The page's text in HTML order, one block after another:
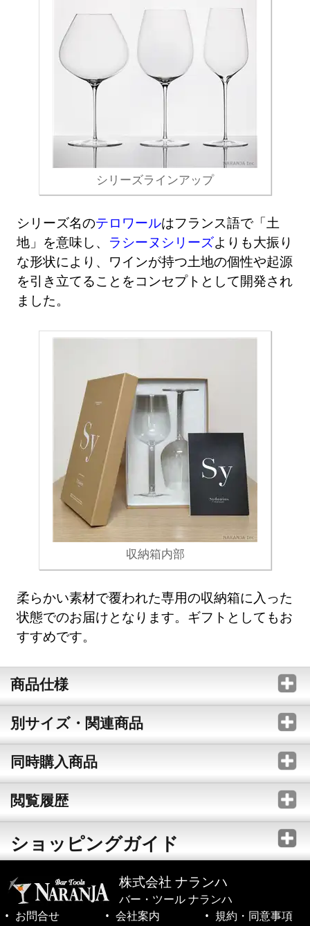
シリーズラインアップ
シリーズ名のテロワールはフランス語で「土
地」を意味し、 ラシーヌシリーズよりも大振り
な形状により、ワインが持つ土地の個性や起源
を引き立てることをコンセプトとして開発され
ました。
収納箱内部
柔らかい素材で覆われた専用の収納箱に入った
状態でのお届けとなります。ギフトとしてもお
すすめです。
商品仕様
別サイズ・関連商品
同時購入商品
閲覧履歴
ショッピングガイド
株式会社 ナランハ
バー・ツール ナランハ
お問合せ
会社案内 規約・同意事項